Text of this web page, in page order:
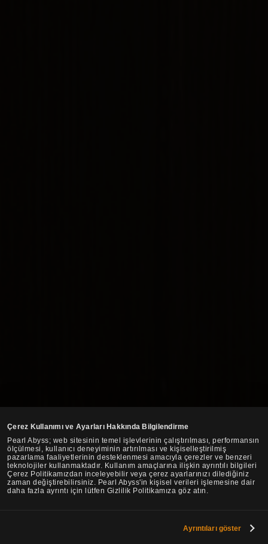
Çerez Kullanımı ve Ayarları Hakkında Bilgilendirme
Pearl Abyss; web sitesinin temel işlevlerinin çalıştırılması, performansın
ölçülmesi, kullanıcı deneyiminin artırılması ve kişiselleştirilmiş
pazarlama faaliyetlerinin desteklenmesi amacıyla çerezler ve benzeri
teknolojiler kullanmaktadır. Kullanım amaçlarına ilişkin ayrıntılı bilgileri
Çerez Politikamızdan inceleyebilir veya çerez ayarlarınızı dilediğiniz
zaman değiştirebilirsiniz. Pearl Abyss'in kişisel verileri işlemesine dair
daha fazla ayrıntı için lütfen Gizlilik Politikamıza göz atın.
Ayrıntıları göster